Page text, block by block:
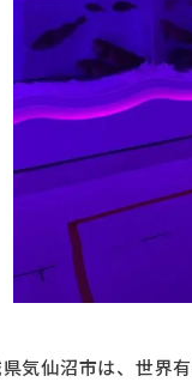
気仙沼市は、世界